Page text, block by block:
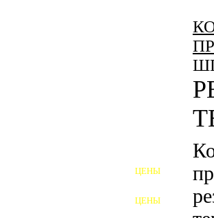
ЦЕНЫ
ЦЕНЫ
ШАЙБЫ ФУНДАМЕНТНЫЕ